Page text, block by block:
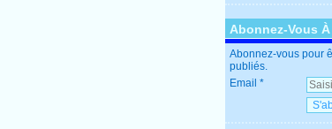
Abonnez-Vous
Abonnez-vous pour
publiés.
Email